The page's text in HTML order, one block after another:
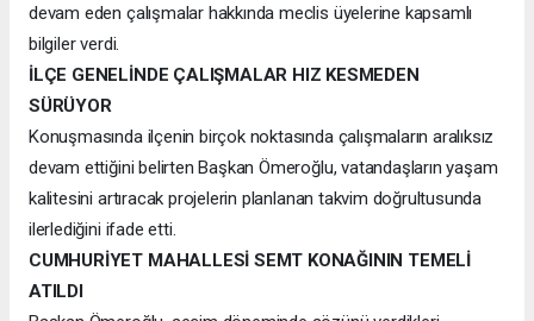
devam eden çalışmalar hakkında meclis üyelerine kapsamlı
bilgiler verdi.
İLÇE GENELİNDE ÇALIŞMALAR HIZ KESMEDEN
SÜRÜYOR
Konuşmasında ilçenin birçok noktasında çalışmaların aralıksız
devam ettiğini belirten Başkan Ömeroğlu, vatandaşların yaşam
kalitesini artıracak projelerin planlanan takvim doğrultusunda
ilerlediğini ifade etti.
CUMHURİYET MAHALLESİ SEMT KONAĞININ TEMELİ
ATILDI